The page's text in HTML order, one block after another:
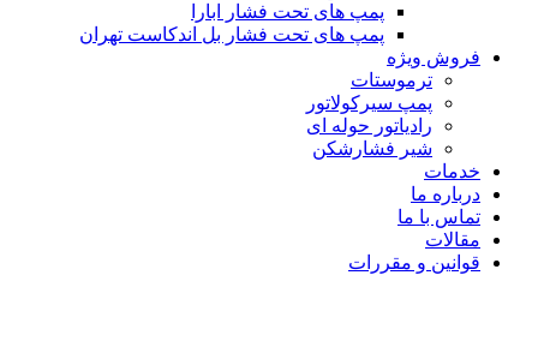
پمپ های تحت فشار ابارا
پمپ های تحت فشار بل اندکاست تهران
فروش ویژه
ترموستات
پمپ سیرکولاتور
رادیاتور حوله ای
شیر فشارشکن
خدمات
درباره ما
تماس با ما
مقالات
قوانین و مقررات